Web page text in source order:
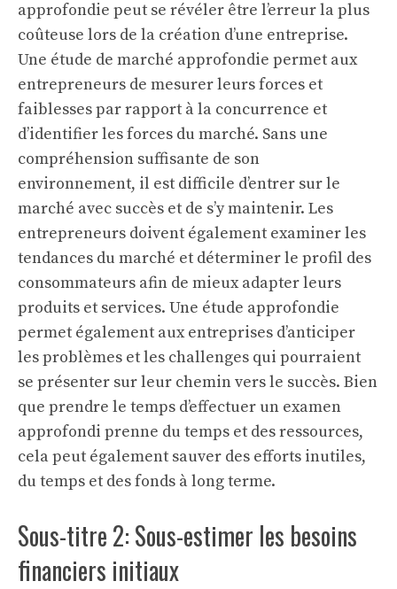
approfondie peut se révéler être l’erreur la plus
coûteuse lors de la création d’une entreprise.
Une étude de marché approfondie permet aux
entrepreneurs de mesurer leurs forces et
faiblesses par rapport à la concurrence et
d’identifier les forces du marché. Sans une
compréhension suffisante de son
environnement, il est difficile d’entrer sur le
marché avec succès et de s’y maintenir. Les
entrepreneurs doivent également examiner les
tendances du marché et déterminer le profil des
consommateurs afin de mieux adapter leurs
produits et services. Une étude approfondie
permet également aux entreprises d’anticiper
les problèmes et les challenges qui pourraient
se présenter sur leur chemin vers le succès. Bien
que prendre le temps d’effectuer un examen
approfondi prenne du temps et des ressources,
cela peut également sauver des efforts inutiles,
du temps et des fonds à long terme.
Sous-titre 2: Sous-estimer les besoins
financiers initiaux